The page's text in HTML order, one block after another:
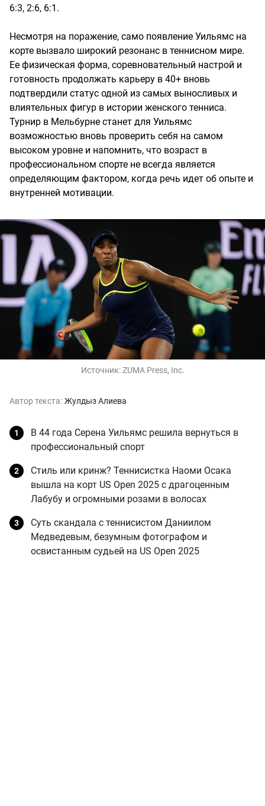
6:3, 2:6, 6:1.
Несмотря на поражение, само появление Уильямс на
корте вызвало широкий резонанс в теннисном мире.
Ее физическая форма, соревновательный настрой и
готовность продолжать карьеру в 40+ вновь
подтвердили статус одной из самых выносливых и
влиятельных фигур в истории женского тенниса.
Турнир в Мельбурне станет для Уильямс
возможностью вновь проверить себя на самом
высоком уровне и напомнить, что возраст в
профессиональном спорте не всегда является
определяющим фактором, когда речь идет об опыте и
внутренней мотивации.
Источник:ZUMA Press, Inc.
Автор текста: Жулдыз Алиева
В 44 года Серена Уильямс решила вернуться в
профессиональный спорт
Стиль или кринж? Теннисистка Наоми Осака
вышла на корт US Open 2025 с драгоценным
Лабубу и огромными розами в волосах
Суть скандала с теннисистом Даниилом
Медведевым, безумным фотографом и
освистанным судьей на US Open 2025